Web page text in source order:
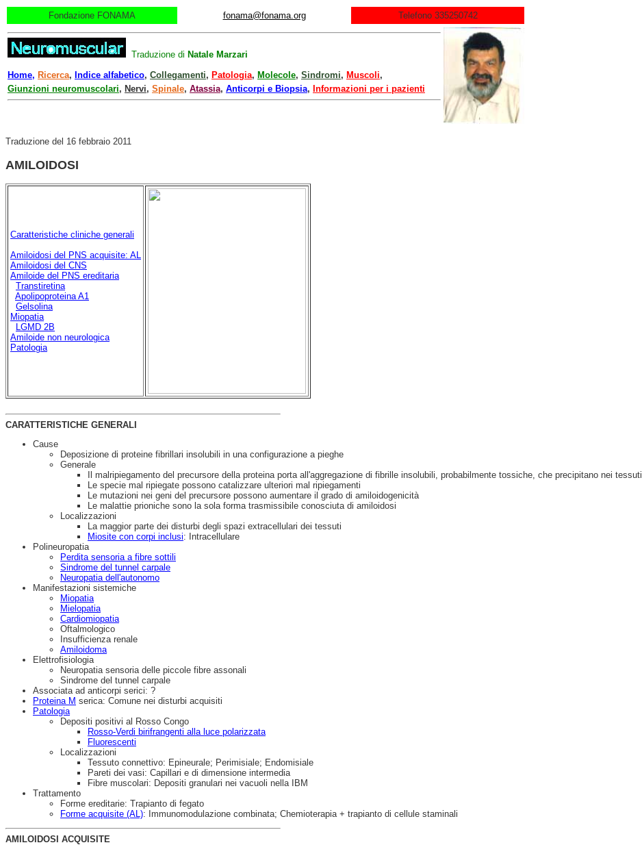
Fondazione FONAMA fonama@fonama.org Telefono 335250742
Traduzione di Natale Marzari
Home, Ricerca, Indice alfabetico, Collegamenti, Patologia, Molecole, Sindromi, Muscoli,
Giunzioni neuromuscolari, Nervi, Spinale, Atassia, Anticorpi e Biopsia, Informazioni per i pazienti
Traduzione del 16 febbraio 2011
AMILOIDOSI
Caratteristiche cliniche generali
Amiloidosi del PNS acquisite: AL
Amiloidosi del CNS
Amiloide del PNS ereditaria
Transtiretina
Apolipoproteina A1
Gelsolina
Miopatia
LGMD 2B
Amiloide non neurologica
Patologia
CARATTERISTICHE GENERALI
Cause
Deposizione di proteine fibrillari insolubili in una configurazione a pieghe
Generale
Il malripiegamento del precursore della proteina porta all'aggregazione di fibrille insolubili, probabilmente tossiche, che precipitano nei tessuti
Le specie mal ripiegate possono catalizzare ulteriori mal ripiegamenti
Le mutazioni nei geni del precursore possono aumentare il grado di amiloidogenicità
Le malattie prioniche sono la sola forma trasmissibile conosciuta di amiloidosi
Localizzazioni
La maggior parte dei disturbi degli spazi extracellulari dei tessuti
Miosite con corpi inclusi: Intracellulare
Polineuropatia
Perdita sensoria a fibre sottili
Sindrome del tunnel carpale
Neuropatia dell'autonomo
Manifestazioni sistemiche
Miopatia
Mielopatia
Cardiomiopatia
Oftalmologico
Insufficienza renale
Amiloidoma
Elettrofisiologia
Neuropatia sensoria delle piccole fibre assonali
Sindrome del tunnel carpale
Associata ad anticorpi serici: ?
Proteina M serica: Comune nei disturbi acquisiti
Patologia
Depositi positivi al Rosso Congo
Rosso-Verdi birifrangenti alla luce polarizzata
Fluorescenti
Localizzazioni
Tessuto connettivo: Epineurale; Perimisiale; Endomisiale
Pareti dei vasi: Capillari e di dimensione intermedia
Fibre muscolari: Depositi granulari nei vacuoli nella IBM
Trattamento
Forme ereditarie: Trapianto di fegato
Forme acquisite (AL): Immunomodulazione combinata; Chemioterapia + trapianto di cellule staminali
AMILOIDOSI ACQUISITE